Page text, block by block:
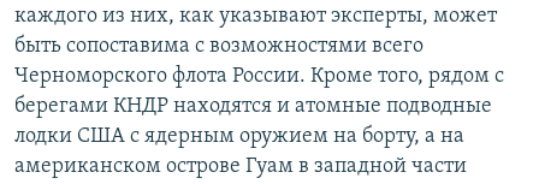
каждого из них, как указывают эксперты, может
быть сопоставима с возможностями всего
Черноморского флота России. Кроме того, рядом с
берегами КНДР находятся и атомные подводные
лодки США с ядерным оружием на борту, а на
американском острове Гуам в западной части